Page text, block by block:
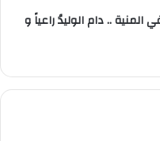
.. دام الوليدُ راعياً و